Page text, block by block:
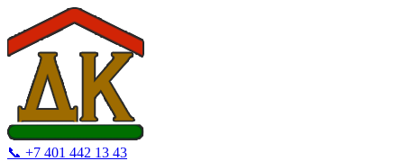
📞 +7 401 442 13 43